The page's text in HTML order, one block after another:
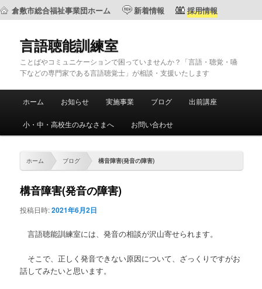
倉敷市総合福祉事業団ホーム 新着情報 採用情報
言語聴能訓練室
ことばやコミュニケーションで困っていませんか？「言語・聴覚・嚥
下などの専門家である言語聴覚士」が相談・支援いたします
メ
メ
イ
テ
ン
ツ
サ
ブ
ン
ツ
へ
ホーム お知らせ 実施事業 ブログ 出前講座
小・中・高校生のみなさまへ お問い合わせ
ホーム ブログ 構音障害(発音の障害)
構音障害(発音の障害)
投稿日時:2021年6月2日
言語聴能訓練室には、発音の相談が沢山寄せられます。
そこで、正しく発音できない原因について、ざっくりですがお
話してみたいと思います。